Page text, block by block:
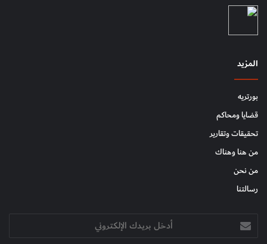
المزيد
بورتريه
قضايا ومحاكم
تحقيقات وتقارير
من هنا وهناك
من نحن
رسالتنا
أدخل
بريدك